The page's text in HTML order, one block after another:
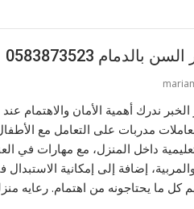
0583873523
الخبر ندرك أهمية الأمان والاهتمام
مدربات على التعامل مع
داخل المنزل، مع مهارات في
إضافة إلى إمكانية
كل ما يحتاجونه من اهتمام. رعايه